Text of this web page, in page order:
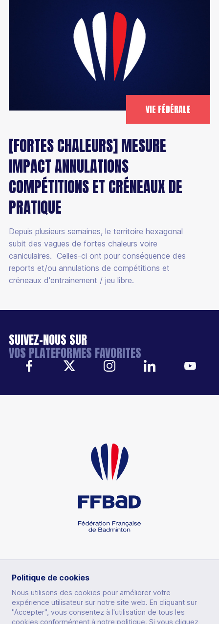
Politique de cookies
Nous utilisons des cookies pour améliorer votre
expérience utilisateur sur notre site web. En cliquant sur
"Accepter", vous consentez à l'utilisation de tous les
cookies conformément à notre politique. Si vous cliquez
VIE FÉDÉRALE
[FORTES CHALEURS] MESURE
IMPACT ANNULATIONS
COMPÉTITIONS ET CRÉNEAUX DE
PRATIQUE
Depuis plusieurs semaines, le territoire hexagonal
subit des vagues de fortes chaleurs voire
caniculaires. Celles-ci ont pour conséquence des
reports et/ou annulations de compétitions et
créneaux d'entrainement / jeu libre.
SUIVEZ-NOUS SUR
VOS PLATEFORMES FAVORITES
RUBRIQUES
PRATIQUER